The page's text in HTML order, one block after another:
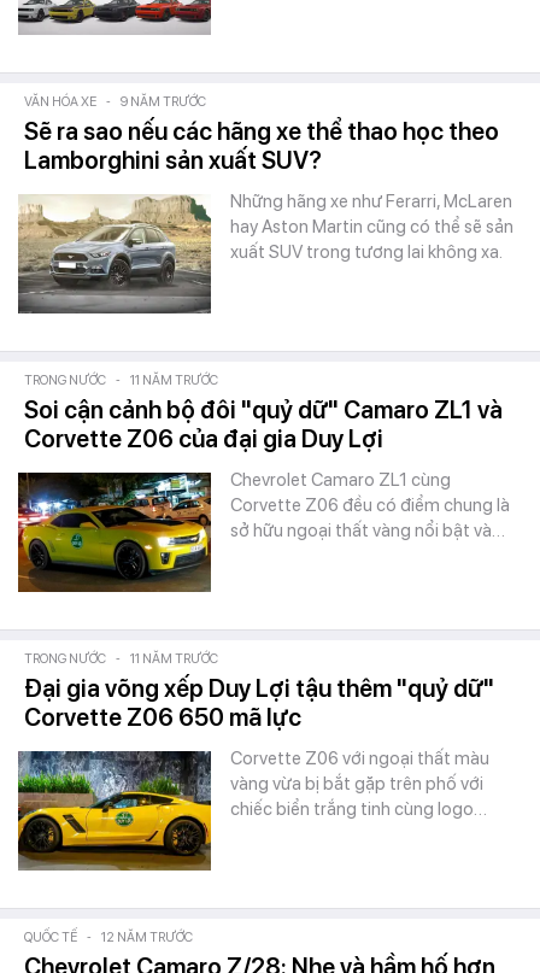
VĂN HÓA XE - 9 NĂM TRƯỚC
Sẽ ra sao nếu các hãng xe thể thao học theo
Lamborghini sản xuất SUV?
Những hãng xe như Ferarri, McLaren
hay Aston Martin cũng có thể sẽ sản
xuất SUV trong tương lai không xa.
TRONG NƯỚC - 11 NĂM TRƯỚC
Soi cận cảnh bộ đôi "quỷ dữ" Camaro ZL1 và
Corvette Z06 của đại gia Duy Lợi
Chevrolet Camaro ZL1 cùng
Corvette Z06 đều có điểm chung là
sở hữu ngoại thất vàng nổi bật và…
TRONG NƯỚC - 11 NĂM TRƯỚC
Đại gia võng xếp Duy Lợi tậu thêm "quỷ dữ"
Corvette Z06 650 mã lực
Corvette Z06 với ngoại thất màu
vàng vừa bị bắt gặp trên phố với
chiếc biển trắng tinh cùng logo…
QUỐC TẾ - 12 NĂM TRƯỚC
Chevrolet Camaro Z/28: Nhẹ và hầm hố hơn